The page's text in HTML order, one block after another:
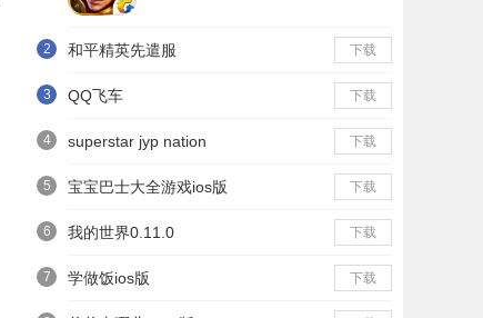
2 和平精英先遣服 下载
3 QQ飞车 下载
4 superstar jyp nation 下载
5 宝宝巴士大全游戏ios版 下载
6 我的世界0.11.0 下载
7 学做饭ios版 下载